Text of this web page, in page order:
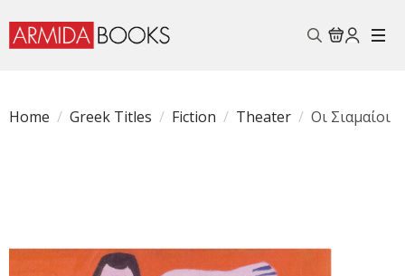
Home
Greek Titles Fiction Theater Οι Σιαμαίοι